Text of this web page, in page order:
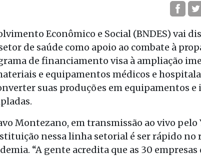
Econômico e Social (BNDES) vai
de saúde como apoio ao combate à
de financiamento visa à ampliação
e equipamentos médicos e
suas produções em equipamentos e
Montezano, em transmissão ao vivo pelo
nessa linha setorial é ser rápido no
“A gente acredita que as 30 empresas